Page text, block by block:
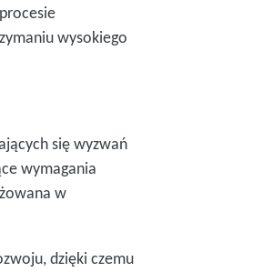
wysokiego
się wyzwań
wymagania
w
dzięki czemu